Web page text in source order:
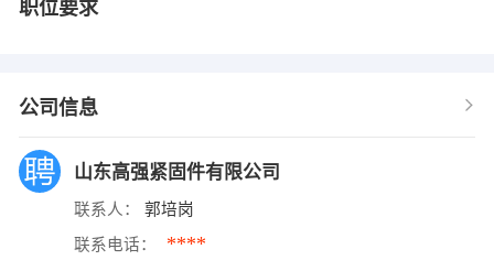
职位要求
公司信息
山东高强紧固件有限公司
联系人： 郭培岗
联系电话： ****